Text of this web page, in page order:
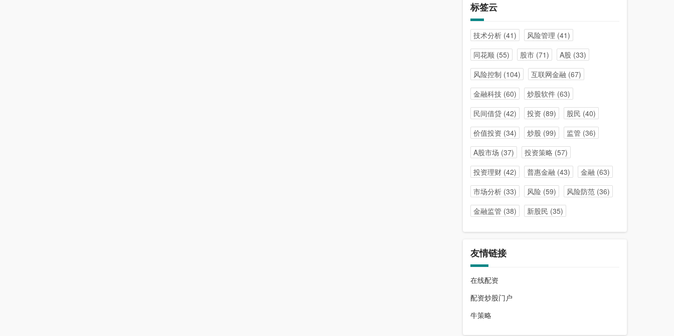
标签云
技术分析 (41) 风险管理 (41)
同花顺 (55) 股市 (71) A股 (33)
风险控制 (104) 互联网金融 (67)
金融科技 (60) 炒股软件 (63)
民间借贷 (42) 投资 (89) 股民 (40)
价值投资 (34) 炒股 (99) 监管 (36)
A股市场 (37) 投资策略 (57)
投资理财 (42) 普惠金融 (43) 金融 (63)
市场分析 (33) 风险 (59) 风险防范 (36)
金融监管 (38) 新股民 (35)
友情链接
在线配资
配资炒股门户
牛策略